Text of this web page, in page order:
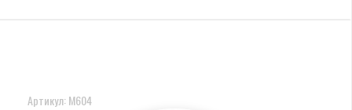
Артикул: M604